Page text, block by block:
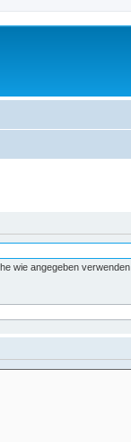
wie angegeben verwenden